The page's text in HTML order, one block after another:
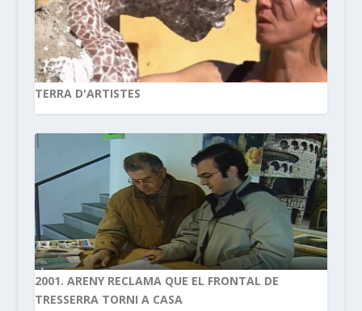
TERRA D'ARTISTES
2001. ARENY RECLAMA QUE EL FRONTAL DE
TRESSERRA TORNI A CASA